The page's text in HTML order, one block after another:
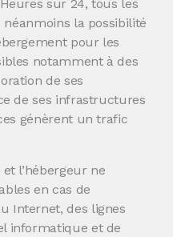
sur 24, tous les
néanmoins la possibilité
pour les
notamment à des
de ses
de ses infrastructures
génèrent un trafic
l’hébergeur ne
en cas de
Internet, des lignes
informatique et de